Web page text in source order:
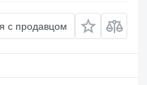
с продавцом